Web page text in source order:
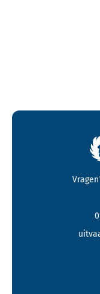
Contactgegevens en